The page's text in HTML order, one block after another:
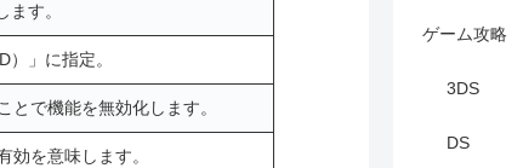
す。
」に指定。
で機能を無効化します。
効を意味します。
ゲーム攻略
3DS
DS